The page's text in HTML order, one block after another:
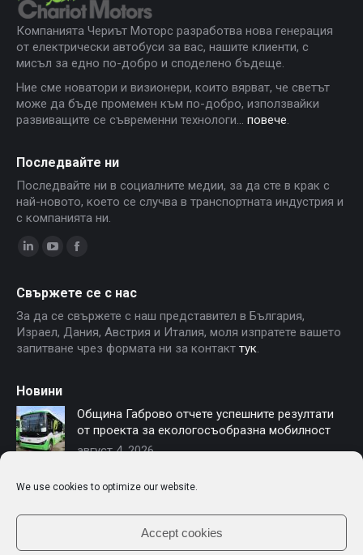
We use cookies to optimize our website.
Accept cookies
Компанията Чериът Моторс разработва нова генерация
от електрически автобуси за вас, нашите клиенти, с
мисъл за едно по-добро и споделено бъдеще.
Ние сме новатори и визионери, които вярват, че светът
може да бъде промемен към по-добро, използвайки
развиващите се съвременни технологи... повече.
Последвайте ни
Последвайте ни в социалните медии, за да сте в крак с
най-новото, което се случва в транспортната индустрия и
с компанията ни.
opens
in
new
opens
in
new
opens
in
new
Свържете се с нас
За да се свържете с наш представител в България,
Израел, Дания, Австрия и Италия, моля изпратете вашето
запитване чрез формата ни за контакт тук.
Новини
Община Габрово отчете успешните резултати
от проекта за екологосъобразна мобилност
август 4, 2026
София осигурява финансиране за нови
електробуси – Чериът Моторс е част от
модернизацията на градския транспорт
юли 16, 2026